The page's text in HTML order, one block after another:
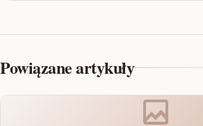
Powiązane artykuły